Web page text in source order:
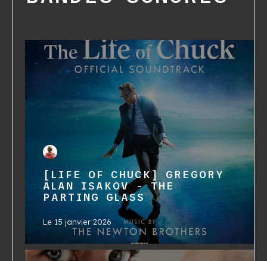
[LIFE OF CHUCK] GREGORY
ALAN ISAKOV - THE
PARTING GLASS
Le 15 janvier 2026